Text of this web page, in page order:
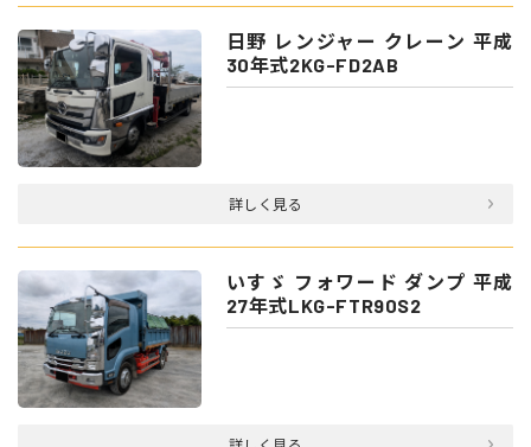
日野 レンジャー クレーン 平成
30年式2KG-FD2AB
詳しく見る
いすゞ フォワード ダンプ 平成
27年式LKG-FTR90S2